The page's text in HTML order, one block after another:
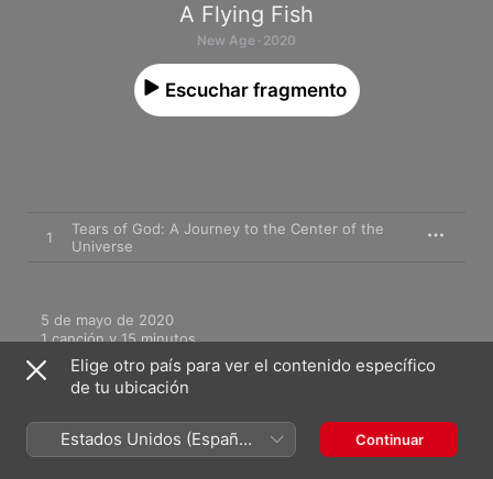
A Flying Fish
New Age · 2020
Escuchar fragmento
1
Tears of God: A Journey to the Center of the
Universe
5 de mayo de 2020
1 canción y 15 minutos
℗ 2020 A Flying Fish
Elige otro país para ver el contenido específico
de tu ubicación
Estados Unidos (Español
México)
Continuar